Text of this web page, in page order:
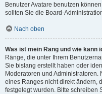
Benutzer Avatare benutzen
sollten Sie die Board-
Nach oben
Was ist mein Rang und wie kann
Ränge, die unter Ihrem
Sie bislang erstellt haben oder
Moderatoren und
eines Ranges nicht direkt ändern,
festgelegt wurden. Bitte schreiben